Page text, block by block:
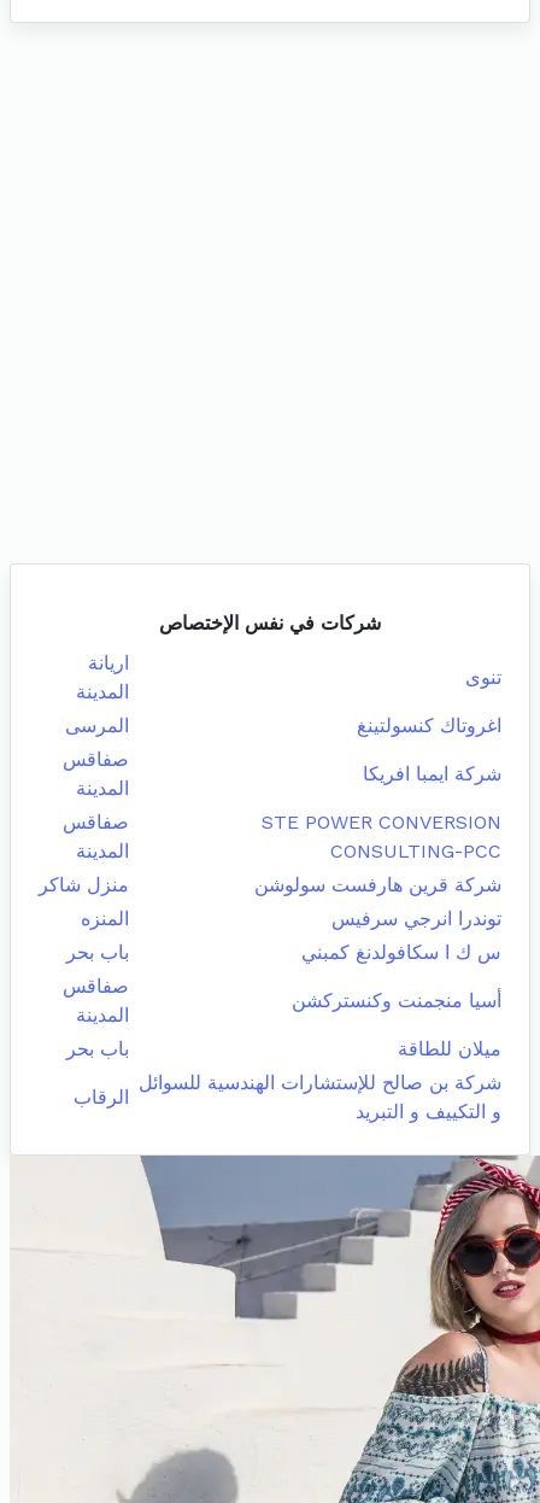
شركات في نفس الإختصاص
تنوى
اريانة
المدينة
اغروتاك كنسولتينغ
المرسى
شركة ايمبا افريكا
صفاقس
المدينة
STE POWER CONVERSION
CONSULTING-PCC
صفاقس
المدينة
شركة قرين هارفست سولوشن
منزل شاكر
توندرا انرجي سرفيس
المنزه
س ك ا سكافولدنغ كمبني
باب بحر
أسيا منجمنت وكنستركشن
صفاقس
المدينة
ميلان للطاقة
باب بحر
شركة بن صالح للإستشارات الهندسية للسوائل
و التكييف و التبريد
الرقاب